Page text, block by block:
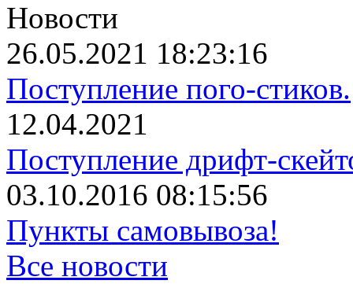
Новости
26.05.2021 18:23:16
Поступление пого-стиков.
12.04.2021
Поступление дрифт-
03.10.2016 08:15:56
Пункты самовывоза!
Все новости